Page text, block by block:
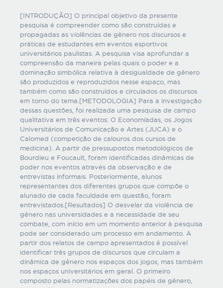
[INTRODUÇÃO] O principal objetivo da presente
pesquisa é compreender como são construídas e
propagadas as violências de gênero nos discursos e
práticas de estudantes em eventos esportivos
universitários paulistas. A pesquisa visa aprofundar a
compreensão da maneira pelas quais o poder e a
dominação simbólica relativa à desigualdade de gênero
são produzidos e reproduzidos nesse espaço, mas
também como são construídos e circulados os discursos
em torno do tema.[METODOLOGIA] Para a investigação
dessas questões, foi realizada uma pesquisa de campo
qualitativa em três eventos: O Economíadas, os Jogos
Universitários de Comunicação e Artes (JUCA) e o
Calomed (competição de calouros dos cursos de
medicina). A partir de pressupostos metodológicos de
Bourdieu e Foucault, foram identificadas dinâmicas de
poder nos eventos através da observação e de
entrevistas informais. Posteriormente, alunos
representantes dos diferentes grupos que compõe o
alunado de cada faculdade em questão, foram
entrevistados.[Resultados] O desvelar da violência de
gênero nas universidades e a necessidade de seu
combate, com início em um momento anterior à pesquisa
pode ser considerado um processo em andamento. A
partir dos relatos de campo apresentados é possível
identificar três grupos de discursos que circulam a
dinâmica de gênero nos espaços dos jogos, mas também
nos espaços universitários em geral. O primeiro
composto pelas normatizações dos papéis de gênero,